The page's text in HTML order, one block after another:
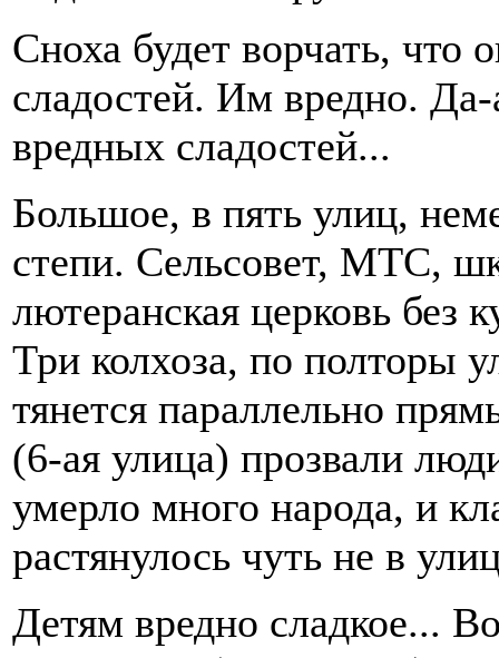
Сноха будет ворчать, что
сладостей. Им вредно.
вредных сладостей...
Большое, в пять улиц,
степи. Сельсовет, МТС,
лютеранская церковь без
Три колхоза, по полторы
тянется параллельно
(6-ая улица) прозвали
умерло много народа, и
растянулось чуть не в
Детям вредно сладкое...